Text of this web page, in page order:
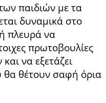
παιδιών με τα
δυναμικά στο
πλευρά να
πρωτοβουλίες
να εξετάζει
θα θέτουν σαφή όρια